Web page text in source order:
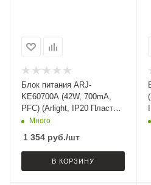
Блок питания ARJ-
KE60700A (42W, 700mA,
PFC) (Arlight, IP20 Пластик,
5 лет)
Много
1 354 руб./шт
В КОРЗИНУ